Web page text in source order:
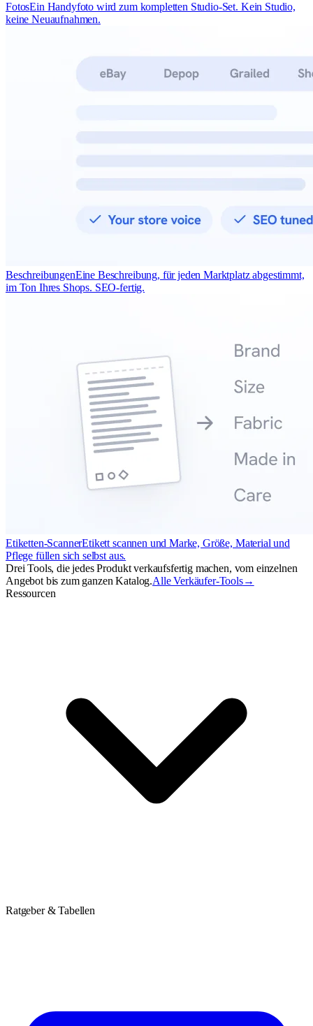
FotosEin Handyfoto wird zum kompletten Studio-Set. Kein Studio,
keine Neuaufnahmen.
BeschreibungenEine Beschreibung, für jeden Marktplatz abgestimmt,
im Ton Ihres Shops. SEO-fertig.
Etiketten-ScannerEtikett scannen und Marke, Größe, Material und
Pflege füllen sich selbst aus.
Drei Tools, die jedes Produkt verkaufsfertig machen, vom einzelnen
Angebot bis zum ganzen Katalog.Alle Verkäufer-Tools→
Ressourcen
Ratgeber & Tabellen